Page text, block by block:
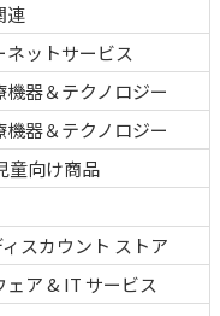
連
ネットサービス
機器＆テクノロジー
機器＆テクノロジー
童向け商品
スカウント ストア
ェア & IT サービス